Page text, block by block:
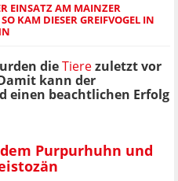
EINSATZ AM MAINZER
KAM DIESER GREIFVOGEL IN
dieTierezuletzt vor
kann der
einen beachtlichen Erfolg
Purpurhuhn und